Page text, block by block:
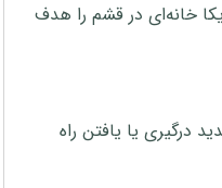
۲۰۰۰ پوندی آمریکا خانه‌ای در قشم را هدف
درگیری یا یافتن راه